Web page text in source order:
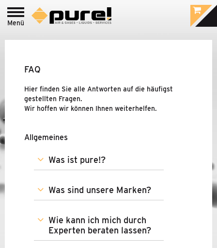
INDUSTRIE - DRUCKLUFT-&
GASAUFBEREITUNG
MARKEN
KONTAKT & DOWNLOADS
BRANCHENLÖSUNGEN
TRAININGS-CENTER
Menü
FAQ
Hier finden Sie alle Antworten auf die häufigst
gestellten Fragen.
Wir hoffen wir können Ihnen weiterhelfen.
Allgemeines
Was ist pure!?
Was sind unsere Marken?
Wie kann ich mich durch
Experten beraten lassen?